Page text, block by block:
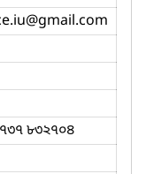
@gmail.com
৮৩২৭০৪